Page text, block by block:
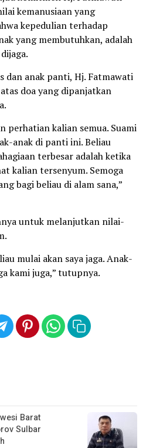
kemanusiaan yang
kepedulian terhadap
yang membutuhkan, adalah
dan anak panti, Hj. Fatmawati
doa yang dipanjatkan
perhatian kalian semua. Suami
anak di panti ini. Beliau
terbesar adalah ketika
kalian tersenyum. Semoga
bagi beliau di alam sana,”
untuk melanjutkan nilai-
mulai akan saya jaga. Anak-
kami juga,” tutupnya.
Barat
Sulbar